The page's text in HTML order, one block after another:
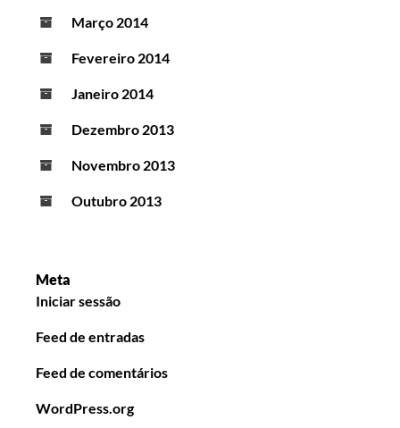
Março 2014
Fevereiro 2014
Janeiro 2014
Dezembro 2013
Novembro 2013
Outubro 2013
Meta
Iniciar sessão
Feed de entradas
Feed de comentários
WordPress.org